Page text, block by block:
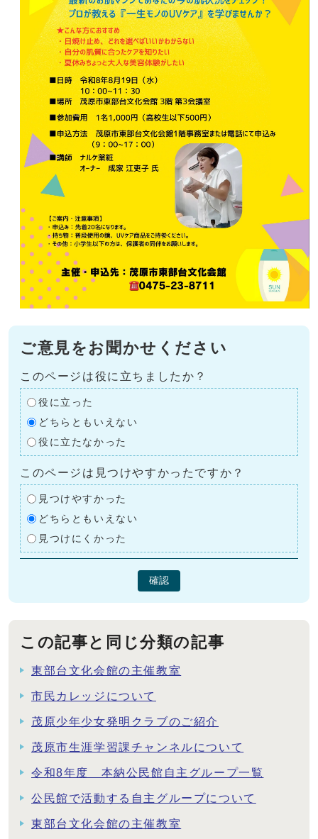
ご意見をお聞かせください
このページは役に立ちましたか？
役に立った
どちらともいえない
役に立たなかった
このページは見つけやすかったですか？
見つけやすかった
どちらともいえない
見つけにくかった
確認
この記事と同じ分類の記事
東部台文化会館の主催教室
市民カレッジについて
茂原少年少女発明クラブのご紹介
茂原市生涯学習課チャンネルについて
令和8年度 本納公民館自主グループ一覧
公民館で活動する自主グループについて
東部台文化会館の主催教室